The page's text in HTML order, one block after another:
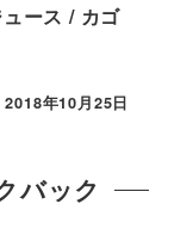
ース / カゴ
2018年10月25日
バック